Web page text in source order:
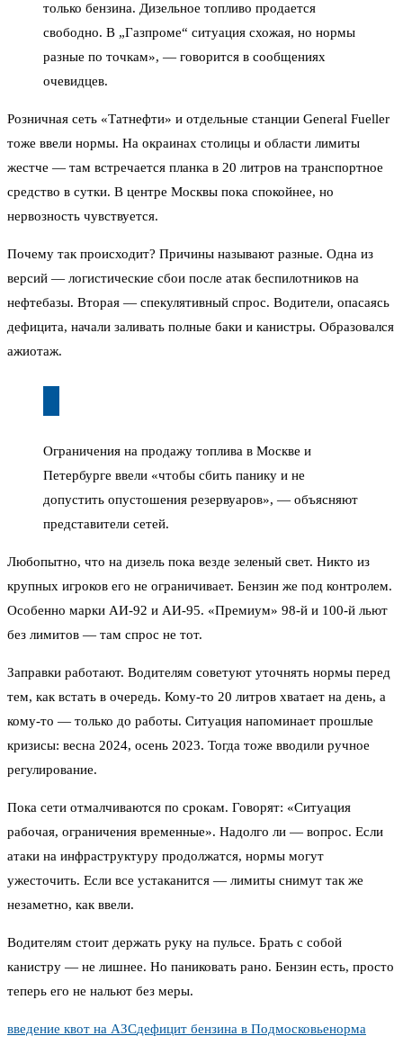
только бензина. Дизельное топливо продается
свободно. В „Газпроме“ ситуация схожая, но нормы
разные по точкам», — говорится в сообщениях
очевидцев.
Розничная сеть «Татнефти» и отдельные станции General Fueller
тоже ввели нормы. На окраинах столицы и области лимиты
жестче — там встречается планка в 20 литров на транспортное
средство в сутки. В центре Москвы пока спокойнее, но
нервозность чувствуется.
Почему так происходит? Причины называют разные. Одна из
версий — логистические сбои после атак беспилотников на
нефтебазы. Вторая — спекулятивный спрос. Водители, опасаясь
дефицита, начали заливать полные баки и канистры. Образовался
ажиотаж.
Ограничения на продажу топлива в Москве и
Петербурге ввели «чтобы сбить панику и не
допустить опустошения резервуаров», — объясняют
представители сетей.
Любопытно, что на дизель пока везде зеленый свет. Никто из
крупных игроков его не ограничивает. Бензин же под контролем.
Особенно марки АИ-92 и АИ-95. «Премиум» 98-й и 100-й льют
без лимитов — там спрос не тот.
Заправки работают. Водителям советуют уточнять нормы перед
тем, как встать в очередь. Кому-то 20 литров хватает на день, а
кому-то — только до работы. Ситуация напоминает прошлые
кризисы: весна 2024, осень 2023. Тогда тоже вводили ручное
регулирование.
Пока сети отмалчиваются по срокам. Говорят: «Ситуация
рабочая, ограничения временные». Надолго ли — вопрос. Если
атаки на инфраструктуру продолжатся, нормы могут
ужесточить. Если все устаканится — лимиты снимут так же
незаметно, как ввели.
Водителям стоит держать руку на пульсе. Брать с собой
канистру — не лишнее. Но паниковать рано. Бензин есть, просто
теперь его не нальют без меры.
введение квот на АЗСдефицит бензина в Подмосковьенорма